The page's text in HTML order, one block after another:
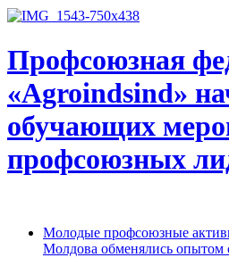
Профсоюзная
«Agroindsind»
обучающих
профсоюзных
Молодые профсоюзные
Молдова обменялись опытом